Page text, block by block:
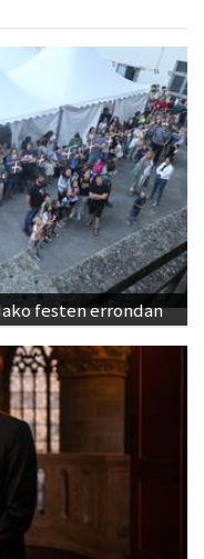
festen errondan